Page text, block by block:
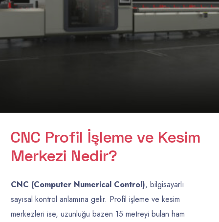
CNC Profil İşleme ve Kesim
Merkezi Nedir?
CNC (Computer Numerical Control), bilgisayarlı
sayısal kontrol anlamına gelir. Profil işleme ve kesim
merkezleri ise, uzunluğu bazen 15 metreyi bulan ham